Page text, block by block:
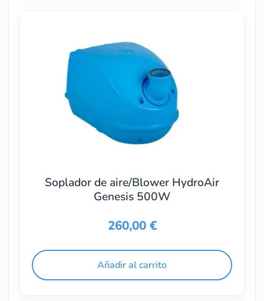
Soplador de aire/Blower HydroAir
Genesis 500W
260,00 €
Añadir al carrito